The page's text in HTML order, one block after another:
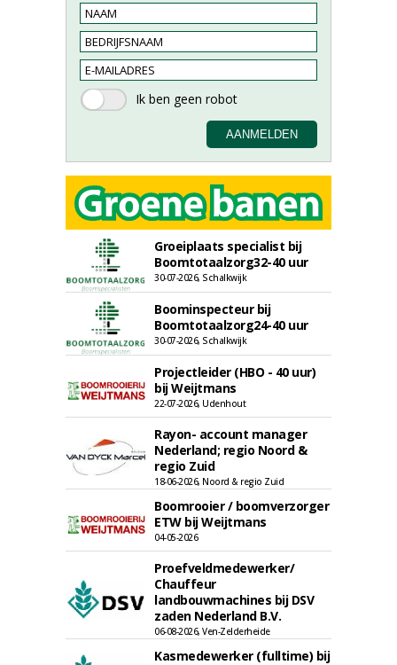
Groeiplaats specialist bij
Boomtotaalzorg32-40 uur
30-07-2026, Schalkwijk
Boominspecteur bij
Boomtotaalzorg24-40 uur
30-07-2026, Schalkwijk
Projectleider (HBO - 40 uur)
bij Weijtmans
22-07-2026, Udenhout
Rayon- account manager
Nederland; regio Noord &
regio Zuid
18-06-2026, Noord & regio Zuid
Boomrooier / boomverzorger
ETW bij Weijtmans
04-05-2026
Proefveldmedewerker/
Chauffeur
landbouwmachines bij DSV
zaden Nederland B.V.
06-08-2026, Ven-Zelderheide
Kasmedewerker (fulltime) bij